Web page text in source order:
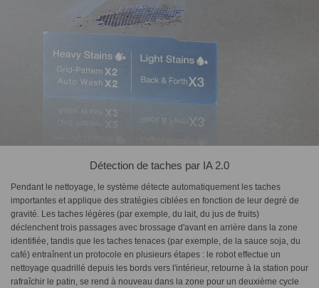
Détection de taches par IA 2.0
Pendant le nettoyage, le système détecte automatiquement les taches
importantes et applique des stratégies ciblées en fonction de leur degré de
gravité. Les taches légères (par exemple, du lait, du jus de fruits)
déclenchent trois passages avec brossage d'avant en arrière dans la zone
identifiée, tandis que les taches tenaces (par exemple, de la sauce soja, du
café) entraînent un protocole en plusieurs étapes : le robot effectue un
nettoyage quadrillé depuis les bords vers l'intérieur, retourne à la station pour
rafraîchir le patin, se rend à nouveau dans la zone pour un deuxième cycle